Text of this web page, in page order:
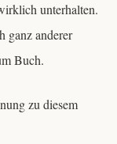
unterhalten.
ganz anderer
Buch.
zu diesem